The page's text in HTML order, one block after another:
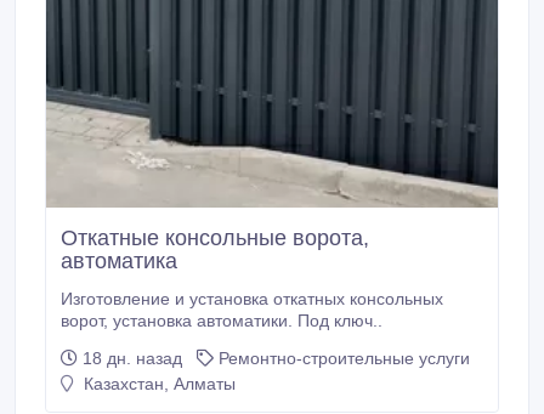
Откатные консольные ворота,
автоматика
Изготовление и установка откатных консольных
ворот, установка автоматики. Под ключ..
18 дн. назад
Ремонтно-строительные услуги
Казахстан, Алматы